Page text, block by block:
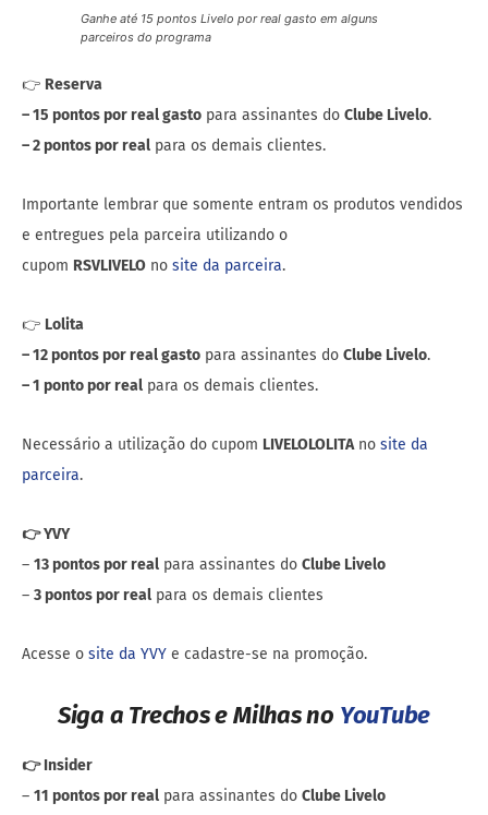
Ganhe até 15 pontos Livelo por real gasto em alguns
parceiros do programa
👉 Reserva
– 15 pontos por real gasto para assinantes do Clube Livelo.
– 2 pontos por real para os demais clientes.
Importante lembrar que somente entram os produtos vendidos
e entregues pela parceira utilizando o
cupom RSVLIVELO no site da parceira.
👉 Lolita
– 12 pontos por real gasto para assinantes do Clube Livelo.
– 1 ponto por real para os demais clientes.
Necessário a utilização do cupom LIVELOLOLITAno site da
parceira.
👉 YVY
– 13 pontos por real para assinantes do Clube Livelo
– 3 pontos por real para os demais clientes
Acesse o site da YVY e cadastre-se na promoção.
Siga a Trechos e Milhas no YouTube
👉 Insider
– 11 pontos por real para assinantes do Clube Livelo